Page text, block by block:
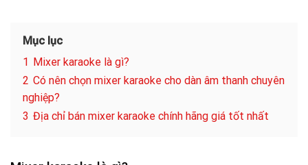
Mục lục
1 Mixer karaoke là gì?
2 Có nên chọn mixer karaoke cho dàn âm thanh chuyên
nghiệp?
3 Địa chỉ bán mixer karaoke chính hãng giá tốt nhất